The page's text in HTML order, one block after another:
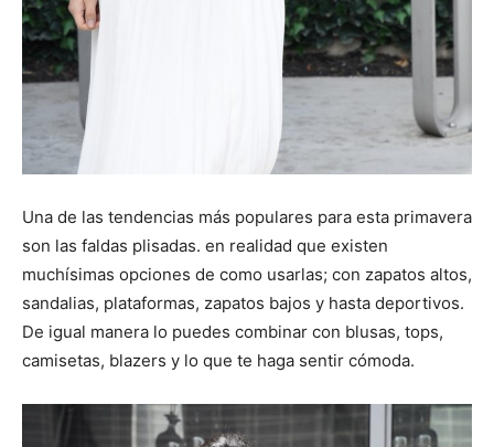
Una de las tendencias más populares para esta primavera
son las faldas plisadas. en realidad que existen
muchísimas opciones de como usarlas; con zapatos altos,
sandalias, plataformas, zapatos bajos y hasta deportivos.
De igual manera lo puedes combinar con blusas, tops,
camisetas, blazers y lo que te haga sentir cómoda.